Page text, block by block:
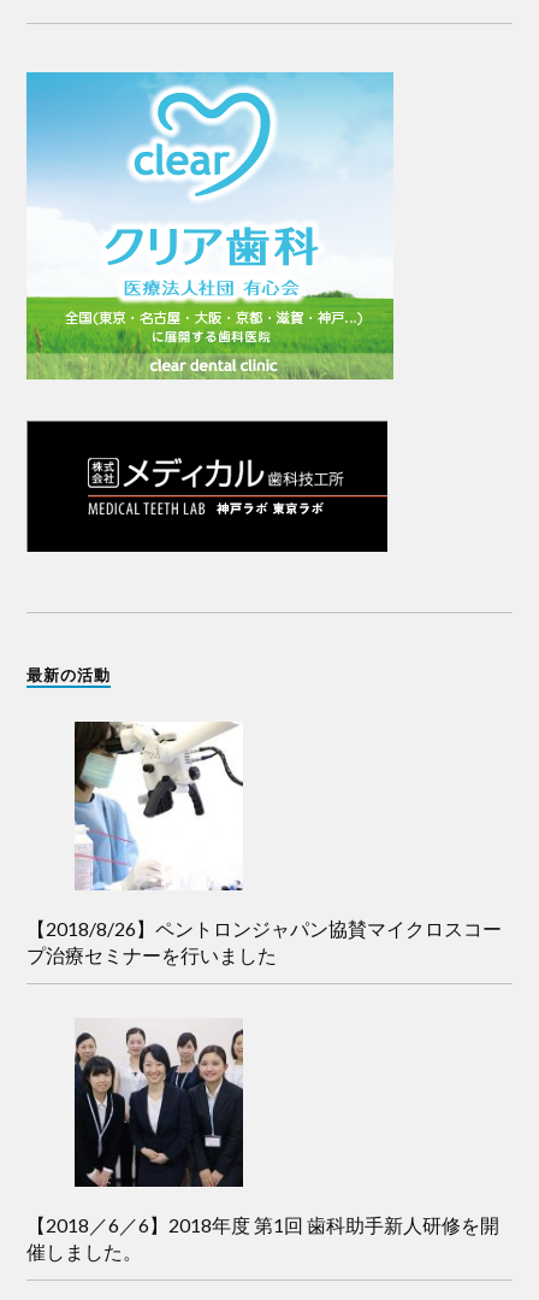
最新の活動
【2018/8/26】ペントロンジャパン協賛マイクロスコー
プ治療セミナーを行いました
【2018／6／6】2018年度 第1回 歯科助手新人研修を開
催しました。